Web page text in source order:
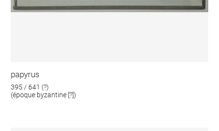
papyrus
395 / 641 (?)
(époque byzantine [?])